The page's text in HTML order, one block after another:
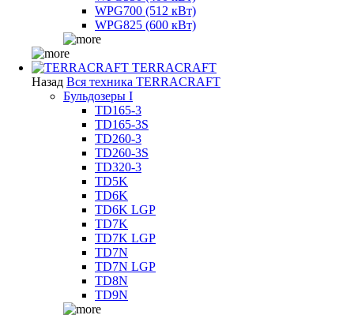
WPG700 (512 кВт)
WPG825 (600 кВт)
TERRACRAFT
Назад Вся техника TERRACRAFT
Бульдозеры I
TD165-3
TD165-3S
TD260-3
TD260-3S
TD320-3
TD5K
TD6K
TD6K LGP
TD7K
TD7K LGP
TD7N
TD7N LGP
TD8N
TD9N